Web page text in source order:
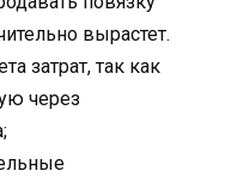
вырастет.
затрат, так как
через